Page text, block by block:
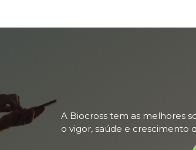
A Biocross tem as melhores
o vigor, saúde e crescimento